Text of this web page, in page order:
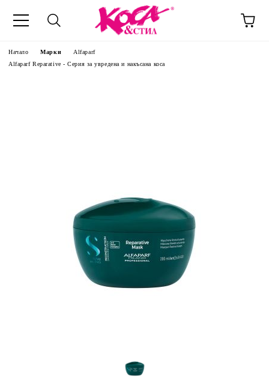
Начало Марки
Alfaparf
Alfaparf Reparative - Серия за увредена и накъсана коса